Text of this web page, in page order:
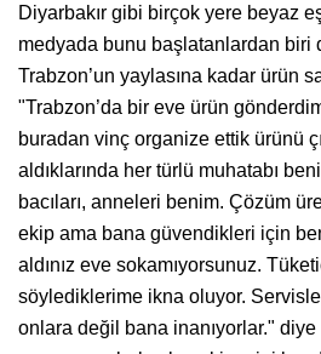
Diyarbakır gibi birçok yere beyaz
medyada bunu başlatanlardan biri
Trabzon’un yaylasına kadar ürün
"Trabzon’da bir eve ürün
buradan vinç organize ettik ürünü
aldıklarında her türlü muhatabı
bacıları, anneleri benim. Çözüm
ekip ama bana güvendikleri için
aldınız eve sokamıyorsunuz.
söylediklerime ikna oluyor.
onlara değil bana inanıyorlar."